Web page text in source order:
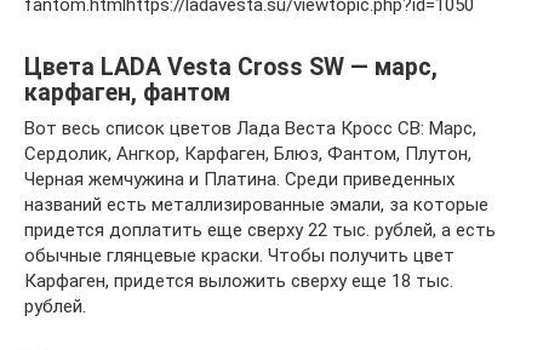
fantom.htmlhttps://ladavesta.su/viewtopic.php?id=1050
Цвета LADA Vesta Cross SW — марс,
карфаген, фантом
Вот весь список цветов Лада Веста Кросс СВ: Марс,
Сердолик, Ангкор, Карфаген, Блюз, Фантом, Плутон,
Черная жемчужина и Платина. Среди приведенных
названий есть металлизированные эмали, за которые
придется доплатить еще сверху 22 тыс. рублей, а есть
обычные глянцевые краски. Чтобы получить цвет
Карфаген, придется выложить сверху еще 18 тыс.
рублей.